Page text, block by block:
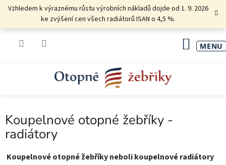
PřejítVzhledem k výraznému růstu výrobních nákladů dojde od 1. 9. 2026
ke zvýšení cen všech radiátorů ISAN o 4,5 %.
Koupelnové otopné žebříky -
radiátory
Koupelnové otopné žebříky neboli koupelnové radiátory